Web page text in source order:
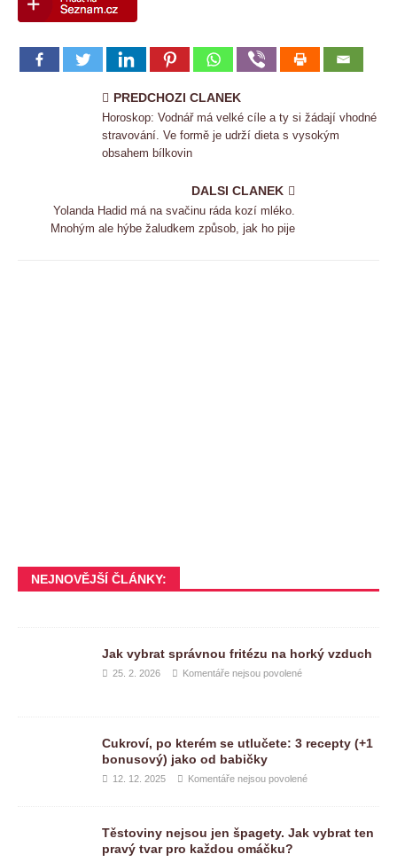
PREDCHOZI CLANEK
Horoskop: Vodnář má velké cíle a ty si žádají vhodné
stravování. Ve formě je udrží dieta s vysokým
obsahem bílkovin
DALSI CLANEK
Yolanda Hadid má na svačinu ráda kozí mléko.
Mnohým ale hýbe žaludkem způsob, jak ho pije
NEJNOVĚJŠÍ ČLÁNKY:
Jak vybrat správnou fritézu na horký vzduch
25. 2. 2026 Komentáře nejsou povolené
Cukroví, po kterém se utlučete: 3 recepty (+1
bonusový) jako od babičky
12. 12. 2025 Komentáře nejsou povolené
Těstoviny nejsou jen špagety. Jak vybrat ten
pravý tvar pro každou omáčku?